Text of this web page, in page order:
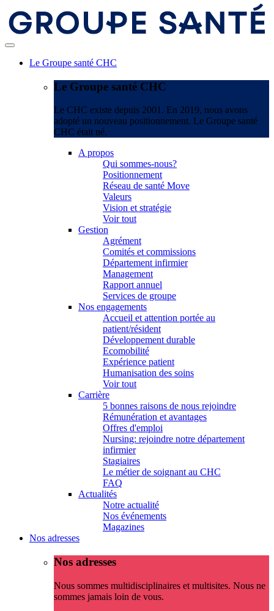
Le Groupe santé CHC
Le Groupe santé CHC
Le CHC existe depuis 2001. En 2019, nous avons
adopté un nouveau positionnement. Le Groupe santé
CHC était né.
A propos
Qui sommes-nous?
Positionnement
Réseau de santé Move
Valeurs
Vision et stratégie
Voir tout
Gestion
Agrément
Comités et commissions
Département infirmier
Management
Rapport annuel
Services de groupe
Nos engagements
Accueil et attention portée au
patient/résident
Développement durable
Ecomobilité
Expérience patient
Humanisation des soins
Voir tout
Carrière
5 bonnes raisons de nous rejoindre
Rémunération et avantages
Offres d'emploi
Nursing: rejoindre notre département
infirmier
Stagiaires
Le métier de soignant au CHC
FAQ
Actualités
Notre actualité
Nos événements
Magazines
Nos adresses
Nos adresses
Nous sommes multidisciplinaires et multisites. Nous ne
sommes jamais loin de vous.